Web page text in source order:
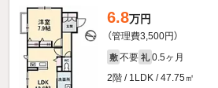
6.8万円
（管理費3,500円）
敷 不要 礼 0.5ヶ月
2階 / 1LDK / 47.75㎡